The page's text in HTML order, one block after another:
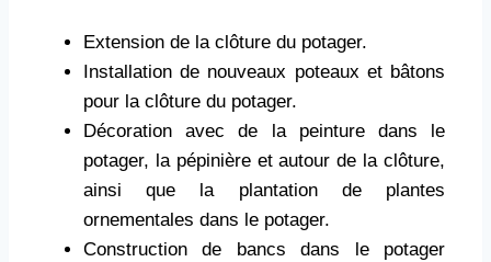
Extension de la clôture du potager.
Installation de nouveaux poteaux et bâtons
pour la clôture du potager.
Décoration avec de la peinture dans le
potager, la pépinière et autour de la clôture,
ainsi que la plantation de plantes
ornementales dans le potager.
Construction de bancs dans le potager